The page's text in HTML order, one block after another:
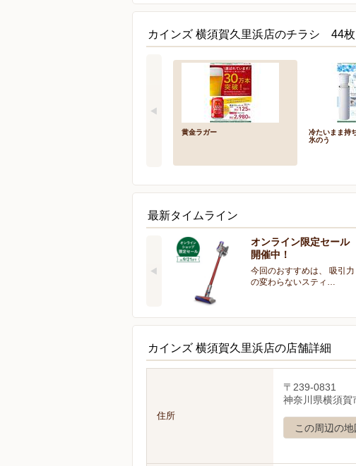
カインズ 横須賀久里浜店のチラシ 44枚
黄金ラガー
冷たいまま持
氷のう
最新タイムライン
オンライン限定セール
開催中！
今回のおすすめは、 吸引力
の変わらないスティ…
カインズ 横須賀久里浜店の店舗詳細
住所
〒239-0831
神奈川県横須賀
この周辺の